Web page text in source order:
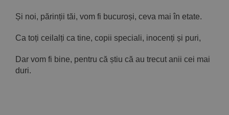
Și noi, părinții tăi, vom fi bucuroși, ceva mai în etate.
Ca toți ceilalți ca tine, copii speciali, inocenți și puri,
Dar vom fi bine, pentru că știu că au trecut anii cei mai
duri.